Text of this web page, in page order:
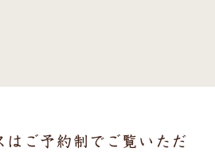
はご予約制でご覧いただ